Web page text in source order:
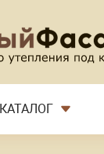
КАТАЛОГ